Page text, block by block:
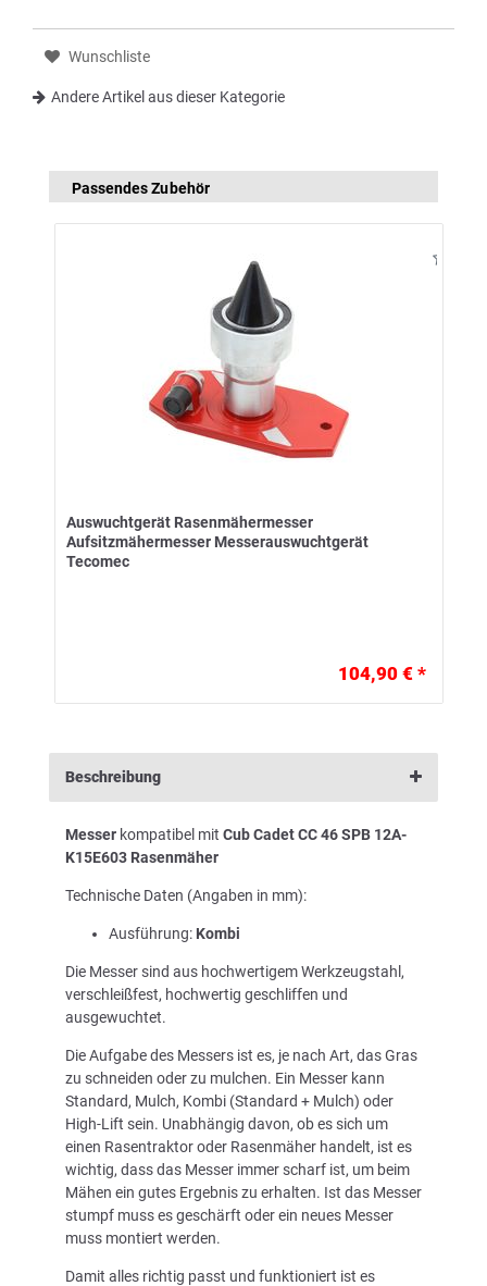
Wunschliste
Andere Artikel aus dieser Kategorie
Passendes Zubehör
Auswuchtgerät Rasenmähermesser
Aufsitzmähermesser Messerauswuchtgerät
Tecomec
104,90 € *
Beschreibung
Messer kompatibel mit Cub Cadet CC 46 SPB 12A-
K15E603 Rasenmäher
Technische Daten (Angaben in mm):
Ausführung: Kombi
Die Messer sind aus hochwertigem Werkzeugstahl,
verschleißfest, hochwertig geschliffen und
ausgewuchtet.
Die Aufgabe des Messers ist es, je nach Art, das Gras
zu schneiden oder zu mulchen. Ein Messer kann
Standard, Mulch, Kombi (Standard + Mulch) oder
High-Lift sein. Unabhängig davon, ob es sich um
einen Rasentraktor oder Rasenmäher handelt, ist es
wichtig, dass das Messer immer scharf ist, um beim
Mähen ein gutes Ergebnis zu erhalten. Ist das Messer
stumpf muss es geschärft oder ein neues Messer
muss montiert werden.
Damit alles richtig passt und funktioniert ist es